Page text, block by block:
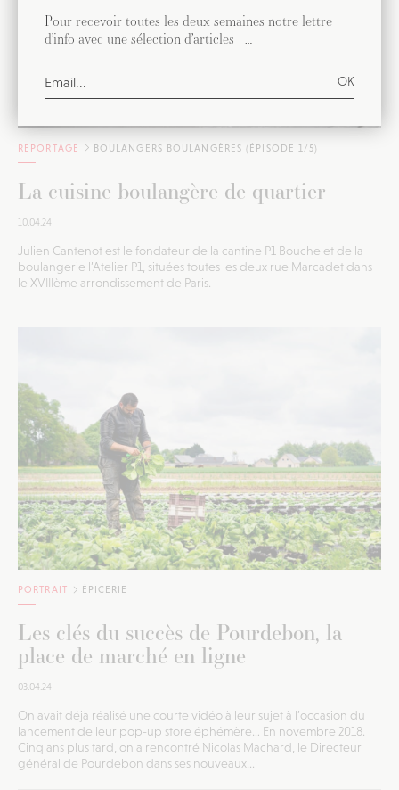
REPORTAGE BOULANGERS BOULANGÈRES (ÉPISODE 1/5)
La cuisine boulangère de quartier
10.04.24
Julien Cantenot est le fondateur de la cantine P1 Bouche et de la
boulangerie l’Atelier P1, situées toutes les deux rue Marcadet dans
le XVIIIème arrondissement de Paris.
PORTRAIT ÉPICERIE
Les clés du succès de Pourdebon, la
place de marché en ligne
03.04.24
On avait déjà réalisé une courte vidéo à leur sujet à l’occasion du
lancement de leur pop-up store éphémère… En novembre 2018.
Cinq ans plus tard, on a rencontré Nicolas Machard, le Directeur
général de Pourdebon dans ses nouveaux...
Pour recevoir toutes les deux semaines notre lettre
d’info avec une sélection d’articles …